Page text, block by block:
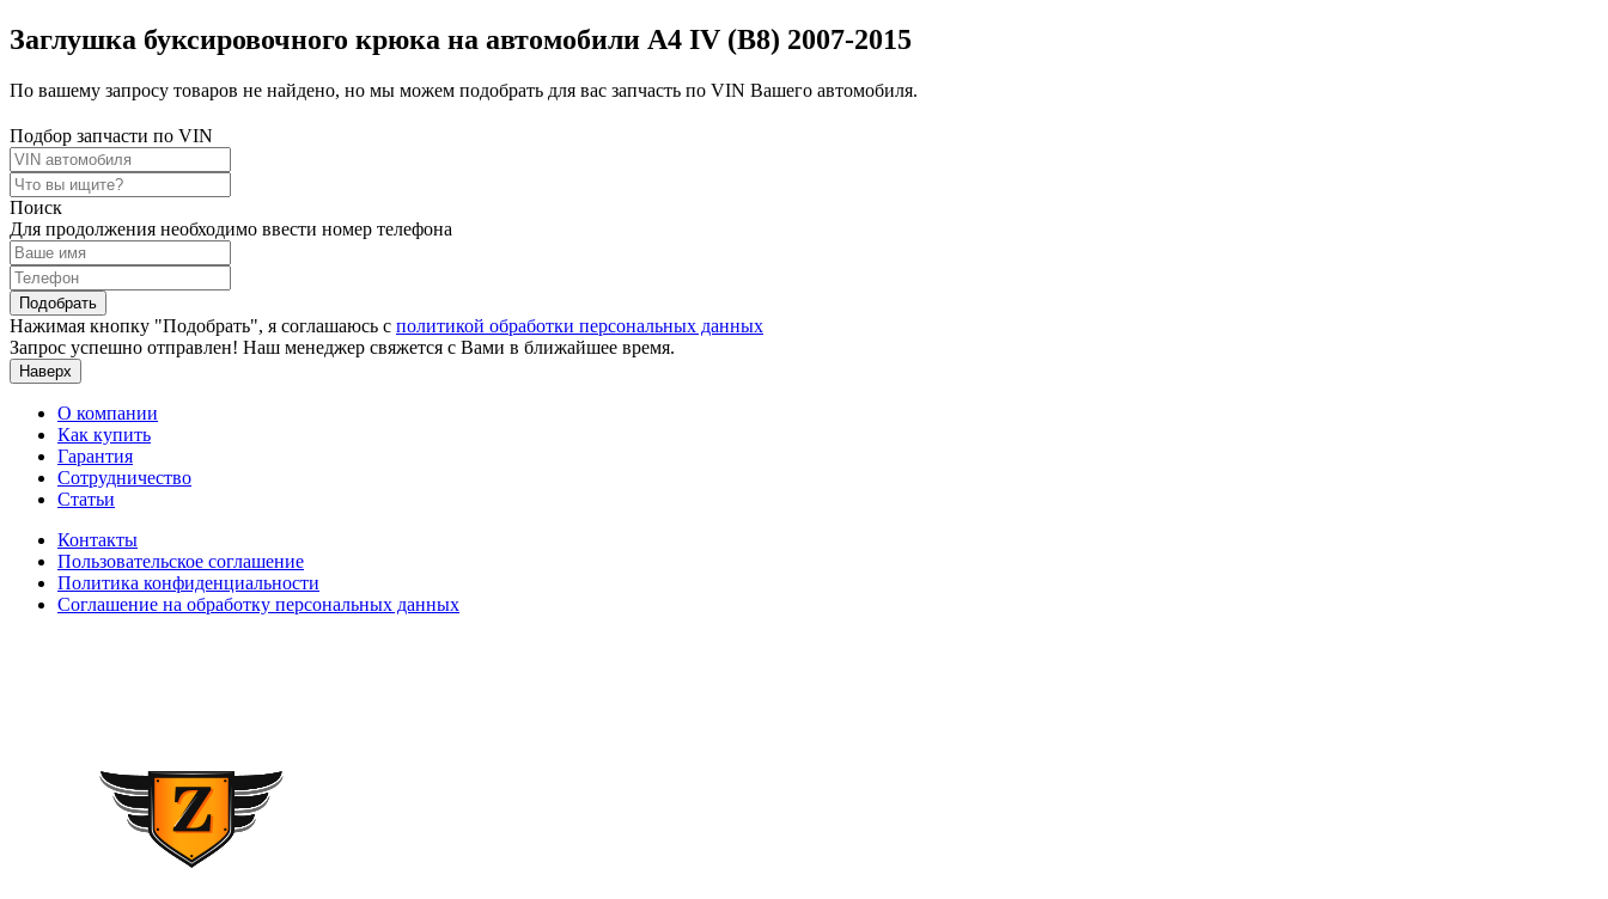
Заглушка буксировочного крюка на автомобили A4 IV (B8) 2007-2015
По вашему запросу товаров не найдено, но мы можем подобрать для вас запчасть по VIN Вашего автомобиля.
Подбор запчасти по VIN
Поиск
Для продолжения необходимо ввести номер телефона
Подобрать
Нажимая кнопку "Подобрать", я соглашаюсь с политикой обработки персональных данных
Запрос успешно отправлен! Наш менеджер свяжется с Вами в ближайшее время.
Наверх
О компании
Как купить
Гарантия
Сотрудничество
Статьи
Контакты
Пользовательское соглашение
Политика конфиденциальности
Соглашение на обработку персональных данных